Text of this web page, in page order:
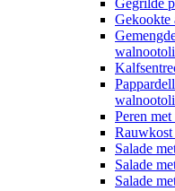
Gegrilde
Gekookte
Peren
Rauwkost
Salade
Salade
Salade